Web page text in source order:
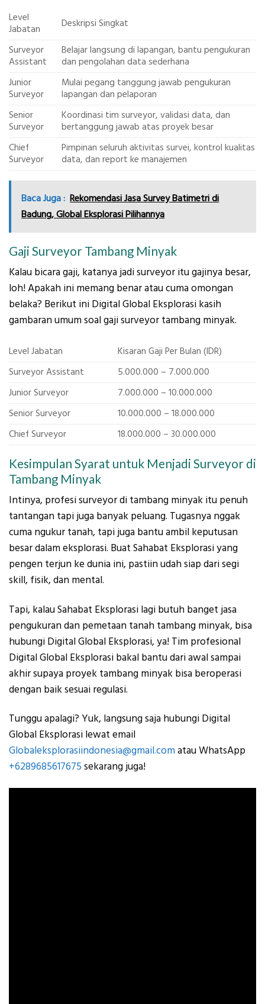
Level
Jabatan
Deskripsi Singkat
Surveyor
Assistant
Belajar langsung di lapangan, bantu pengukuran
dan pengolahan data sederhana
Junior
Surveyor
Mulai pegang tanggung jawab pengukuran
lapangan dan pelaporan
Senior
Surveyor
Koordinasi tim surveyor, validasi data, dan
bertanggung jawab atas proyek besar
Chief
Surveyor
Pimpinan seluruh aktivitas survei, kontrol kualitas
data, dan report ke manajemen
Baca Juga : Rekomendasi Jasa Survey Batimetri di
Badung, Global Eksplorasi Pilihannya
Gaji Surveyor Tambang Minyak
Kalau bicara gaji, katanya jadi surveyor itu gajinya besar,
loh! Apakah ini memang benar atau cuma omongan
belaka? Berikut ini Digital Global Eksplorasi kasih
gambaran umum soal gaji surveyor tambang minyak.
Level Jabatan
Kisaran Gaji Per Bulan (IDR)
Surveyor Assistant
5.000.000 – 7.000.000
Junior Surveyor
7.000.000 – 10.000.000
Senior Surveyor
10.000.000 – 18.000.000
Chief Surveyor
18.000.000 – 30.000.000
Kesimpulan Syarat untuk Menjadi Surveyor di
Tambang Minyak
Intinya, profesi surveyor di tambang minyak itu penuh
tantangan tapi juga banyak peluang. Tugasnya nggak
cuma ngukur tanah, tapi juga bantu ambil keputusan
besar dalam eksplorasi. Buat Sahabat Eksplorasi yang
pengen terjun ke dunia ini, pastiin udah siap dari segi
skill, fisik, dan mental.
Tapi, kalau Sahabat Eksplorasi lagi butuh banget jasa
pengukuran dan pemetaan tanah tambang minyak, bisa
hubungi Digital Global Eksplorasi, ya! Tim profesional
Digital Global Eksplorasi bakal bantu dari awal sampai
akhir supaya proyek tambang minyak bisa beroperasi
dengan baik sesuai regulasi.
Tunggu apalagi? Yuk, langsung saja hubungi Digital
Global Eksplorasi lewat email
Globaleksplorasiindonesia@gmail.comatau WhatsApp
+6289685617675 sekarang juga!